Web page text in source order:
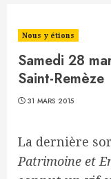
Nous y étions
Samedi 28
Saint-Remèze
31 MARS 2015
La dernière
Patrimoine et